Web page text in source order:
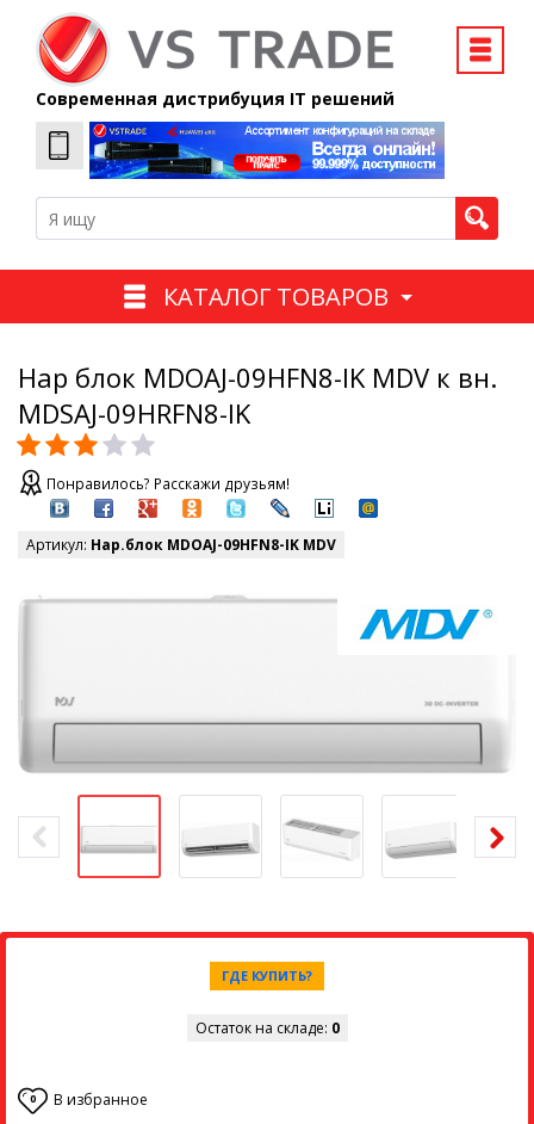
Современная дистрибуция IT решений
КАТАЛОГ ТОВАРОВ
Нар блок MDOAJ-09HFN8-IK MDV к вн.
MDSAJ-09HRFN8-IK
Понравилось? Расскажи друзьям!
Артикул: Нар.блок MDOAJ-09HFN8-IK MDV
ГДЕ КУПИТЬ?
Остаток на складе: 0
0 В избранное